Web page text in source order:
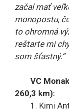
začal mať
monopostu,
to ohromná
reštarte mi
som šťastný.“
VC Monaka
260,3 km):
1. Kimi